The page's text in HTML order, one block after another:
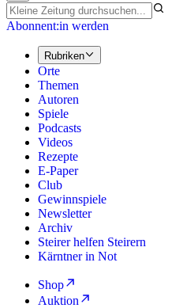
Abonnent:in werden
Rubriken
Orte
Themen
Autoren
Spiele
Podcasts
Videos
Rezepte
E-Paper
Club
Gewinnspiele
Newsletter
Archiv
Steirer helfen Steirern
Kärntner in Not
Shop
Auktion